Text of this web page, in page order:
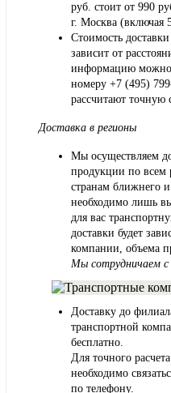
руб. стоит от 990
г. Москва
Стоимость
зависит от
информацию можно
номеру +7 (495)
рассчитают точную
Доставка в регионы
Мы осуществляем
продукции по всем
странам ближнего
необходимо лишь
для вас
доставки будет
компании, объема
Мы сотрудничаем
Доставку до
транспортной
бесплатно.
Для точного
необходимо
по телефону.